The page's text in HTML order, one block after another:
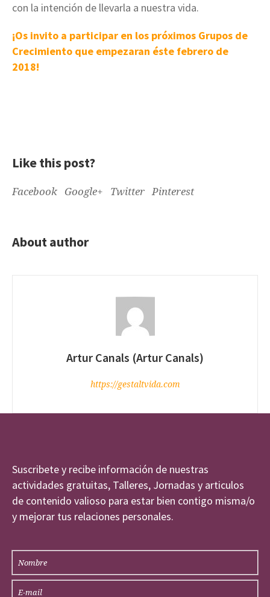
con la intención de llevarla a nuestra vida.
¡Os invito a participar en los próximos Grupos de
Crecimiento que empezaran éste febrero de
2018!
Like this post?
Facebook Google+ Twitter Pinterest
About author
Artur Canals (Artur Canals)
https://gestaltvida.com
Suscribete y recibe información de nuestras
actividades gratuitas, Talleres, Jornadas y articulos
de contenido valioso para estar bien contigo misma/o
y mejorar tus relaciones personales.